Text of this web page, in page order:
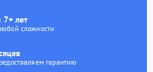
лет
сложности
гарантию